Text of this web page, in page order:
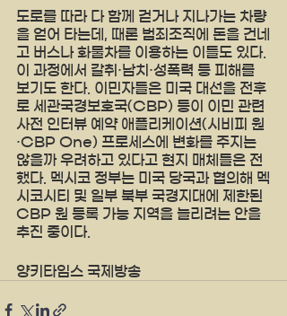
도로를 따라 다 함께 걷거나 지나가는 차량
을 얻어 타는데, 때론 범죄조직에 돈을 건네
고 버스나 화물차를 이용하는 이들도 있다.
이 과정에서 갈취·납치·성폭력 등 피해를
보기도 한다. 이민자들은 미국 대선을 전후
로 세관국경보호국(CBP) 등이 이민 관련
사전 인터뷰 예약 애플리케이션(시비피 원
·CBP One) 프로세스에 변화를 주지는
않을까 우려하고 있다고 현지 매체들은 전
했다. 멕시코 정부는 미국 당국과 협의해 멕
시코시티 및 일부 북부 국경지대에 제한된
CBP 원 등록 가능 지역을 늘리려는 안을
추진 중이다.
양키타임스 국제방송